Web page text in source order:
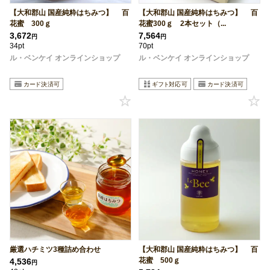
【大和郡山 国産純粋はちみつ】 百
花蜜 300ｇ
3,672円
34pt
ル・ベンケイ オンラインショップ
【大和郡山 国産純粋はちみつ】 百
花蜜300ｇ 2本セット（...
7,564円
70pt
ル・ベンケイ オンラインショップ
厳選ハチミツ3種詰め合わせ
4,536円
【大和郡山 国産純粋はちみつ】 百
花蜜 500ｇ